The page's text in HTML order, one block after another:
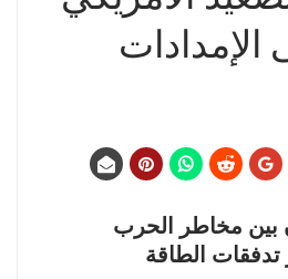
الإمدادات
بين مخاطر الحرب
الطاقة